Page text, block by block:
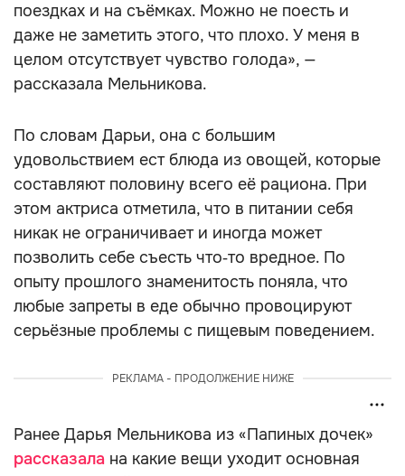
поездках и на съёмках. Можно не поесть и
даже не заметить этого, что плохо. У меня в
целом отсутствует чувство голода», —
рассказала Мельникова.
По словам Дарьи, она с большим
удовольствием ест блюда из овощей, которые
составляют половину всего её рациона. При
этом актриса отметила, что в питании себя
никак не ограничивает и иногда может
позволить себе съесть что‑то вредное. По
опыту прошлого знаменитость поняла, что
любые запреты в еде обычно провоцируют
серьёзные проблемы с пищевым поведением.
РЕКЛАМА - ПРОДОЛЖЕНИЕ НИЖЕ
Ранее Дарья Мельникова из «Папиных дочек»
рассказала на какие вещи уходит основная